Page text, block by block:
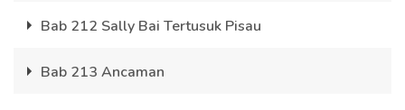
Bab 212 Sally Bai Tertusuk Pisau
Bab 213 Ancaman